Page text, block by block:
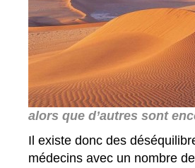
alors que d’autres sont
Il existe donc des
médecins avec un nombre